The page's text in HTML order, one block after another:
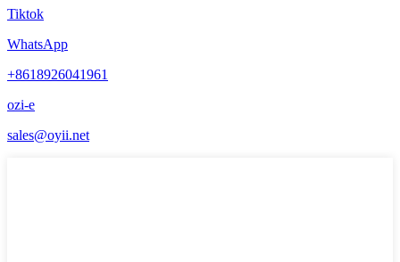
Tiktok
WhatsApp
+8618926041961
ozi-e
sales@oyii.net